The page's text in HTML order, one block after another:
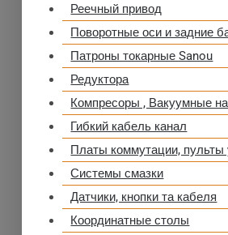
Реечный привод
Поворотные оси и задние
Патроны токарные Sanou
Редуктора
Компресоры , Вакуумные
Гибкий кабель канал
Платы коммутации, пульты
Системы смазки
Датчики, кнопки та кабеля
Координатные столы